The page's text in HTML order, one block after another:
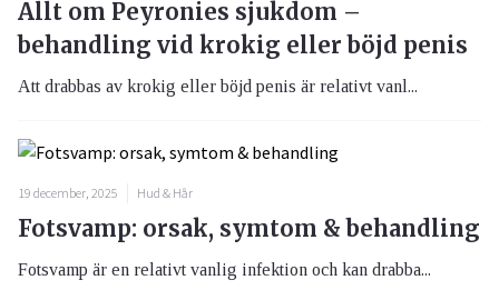
Allt om Peyronies sjukdom –
behandling vid krokig eller böjd penis
Att drabbas av krokig eller böjd penis är relativt vanl...
19 december, 2025 Hud & Hår
Fotsvamp: orsak, symtom & behandling
Fotsvamp är en relativt vanlig infektion och kan drabba...